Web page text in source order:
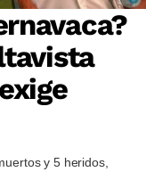
y 5 heridos,